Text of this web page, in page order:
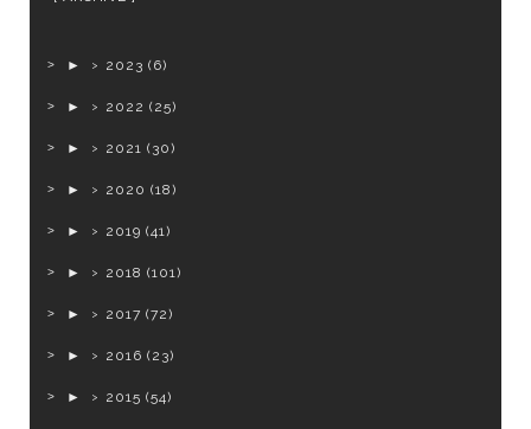
► 2023 (6)
► 2022 (25)
► 2021 (30)
► 2020 (18)
► 2019 (41)
► 2018 (101)
► 2017 (72)
► 2016 (23)
► 2015 (54)